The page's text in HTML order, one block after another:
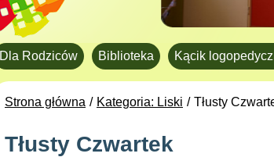
Dla Rodziców Biblioteka Kącik
Strona główna Kategoria: Liski Tłusty
Tłusty Czwartek